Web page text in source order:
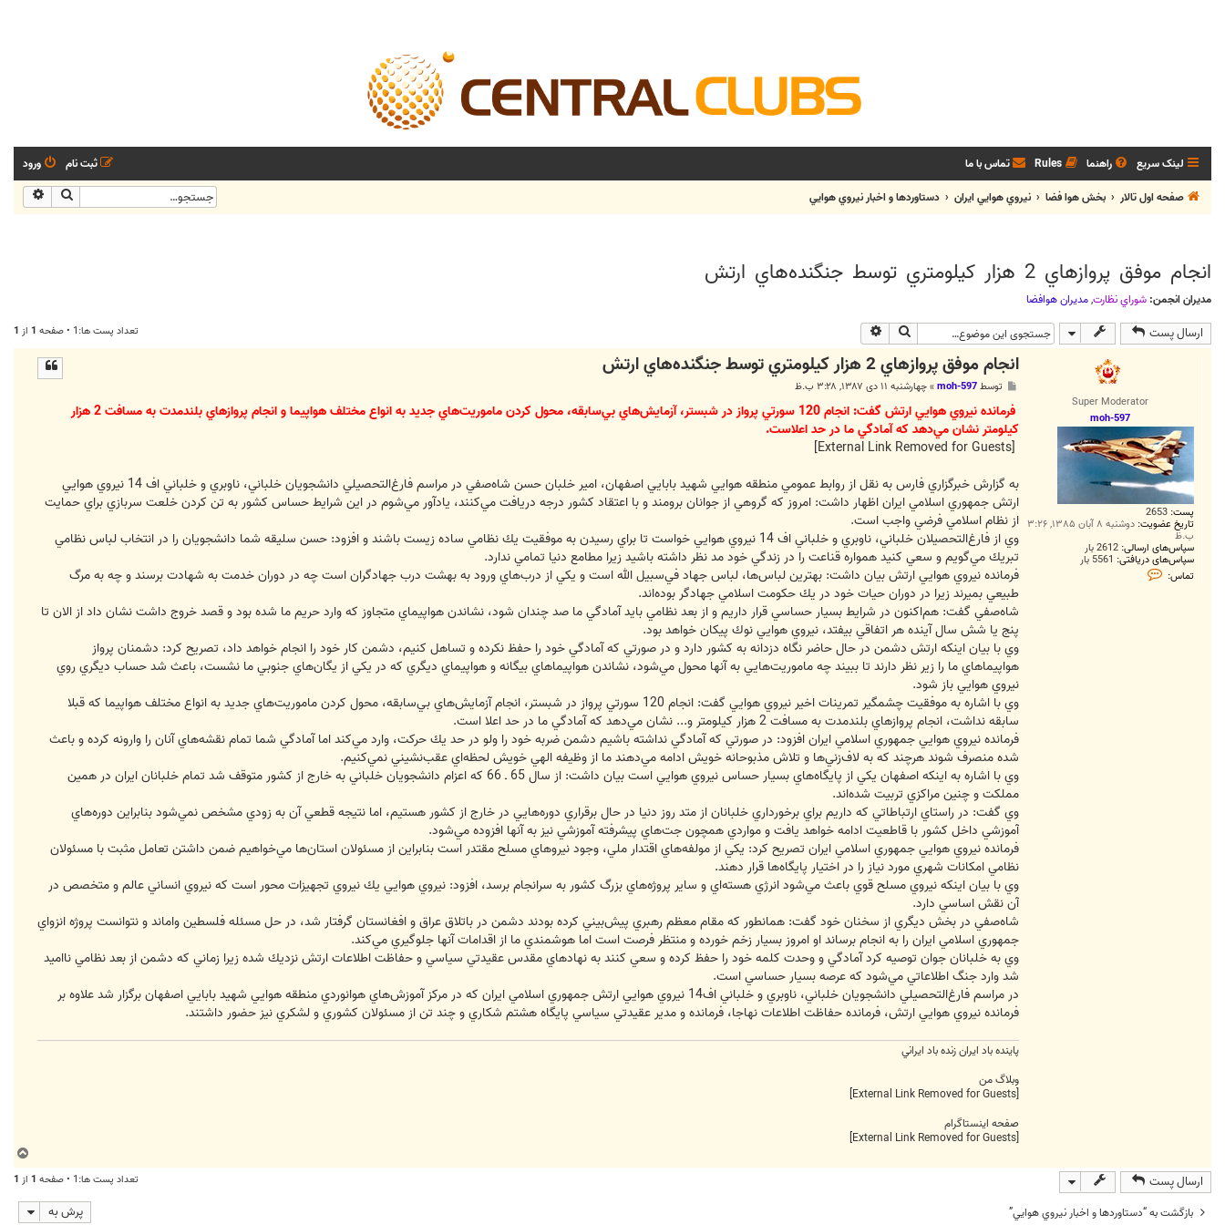
لینک سریع راهنما Rules تماس با ما ورود
ثبت نام
صفحه اول تالار
بخش هوا فضا نيروي هوايي ايران دستاوردها و اخبار نيروي هوايي جستجو
انجام موفق پروازهاي 2 هزار كيلومتري توسط جنگنده‌هاي ارتش
مدیران انجمن: شوراي نظارت,مديران هوافضا
ارسال پست جستجو تعداد پست ها:1 • صفحه 1 از 1
Super Moderator
moh-597
پست: 2653
تاریخ عضویت: دوشنبه ۸ آبان ۱۳۸۵, ۳:۲۶
ب.ظ
سپاس‌های ارسالی: 2612 بار
سپاس‌های دریافتی: 5561 بار
تماس:
ت
انجام موفق پروازهاي 2 هزار كيلومتري توسط جنگنده‌هاي ارتش
ت
توسطmoh-597
»چهارشنبه ۱۱ دی ۱۳۸۷, ۳:۲۸ ب.ظ
فرمانده نيروي هوايي ارتش گفت: انجام 120 سورتي پرواز در شبستر، آزمايش‌هاي بي‌سابقه، محول كردن ماموريت‌هاي جديد به انواع مختلف هواپيما و انجام پروازهاي بلندمدت به مسافت 2 هزار
كيلومتر نشان مي‌دهد كه آمادگي ما در حد اعلاست.
[External Link Removed for Guests]
به گزارش خبرگزاري فارس به نقل از روابط عمومي منطقه هوايي شهيد بابايي اصفهان، امير خلبان حسن شاه‌صفي در مراسم فارغ‌التحصيلي دانشجويان خلباني، ناوبري و خلباني اف 14 نيروي هوايي
ارتش جمهوري اسلامي ايران اظهار داشت: امروز كه گروهي از جوانان برومند و با اعتقاد كشور درجه دريافت مي‌كنند، يادآور مي‌شوم در اين شرايط حساس كشور به تن كردن خلعت سربازي براي حمايت
از نظام اسلامي فرضي واجب است.
وي از فارغ‌التحصيلان خلباني، ناوبري و خلباني اف 14 نيروي هوايي خواست تا براي رسيدن به موفقيت يك نظامي ساده زيست باشند و افزود: حسن سليقه شما دانشجويان را در انتخاب لباس نظامي
تبريك مي‌گويم و سعي كنيد همواره قناعت را در زندگي خود مد نظر داشته باشيد زيرا مطامع دنيا تمامي ندارد.
فرمانده نيروي هوايي ارتش بيان داشت: بهترين لباس‌ها، لباس جهاد في‌سبيل الله است و يكي از درب‌هاي ورود به بهشت درب جهادگران است چه در دوران خدمت به شهادت برسند و چه به مرگ
طبيعي بميرند زيرا در دوران حيات خود در يك حكومت اسلامي جهادگر بوده‌اند.
شاه‌صفي گفت: هم‌اكنون در شرايط بسيار حساسي قرار داريم و از بعد نظامي بايد آمادگي ما صد چندان شود، نشاندن هواپيماي متجاوز كه وارد حريم ما شده بود و قصد خروج داشت نشان داد از الان تا
پنج يا شش سال آينده هر اتفاقي بيفتد، نيروي هوايي نوك پيكان خواهد بود.
وي با بيان اينكه ارتش دشمن در حال حاضر نگاه دزدانه به كشور دارد و در صورتي كه آمادگي خود را حفظ نكرده و تساهل كنيم، دشمن كار خود را انجام خواهد داد، تصريح كرد: دشمنان پرواز
هواپيماهاي ما را زير نظر دارند تا ببيند چه ماموريت‌هايي به آنها محول مي‌شود، نشاندن هواپيماهاي بيگانه و هواپيماي ديگري كه در يكي از يگان‌هاي جنوبي ما نشست، باعث شد حساب ديگري روي
نيروي هوايي باز شود.
وي با اشاره به موفقيت چشمگير تمرينات اخير نيروي هوايي گفت: انجام 120 سورتي پرواز در شبستر، انجام آزمايش‌هاي بي‌سابقه، محول كردن ماموريت‌هاي جديد به انواع مختلف هواپيما كه قبلا
سابقه نداشت، انجام پروازهاي بلندمدت به مسافت 2 هزار كيلومتر و... نشان مي‌دهد كه آمادگي ما در حد اعلا است.
فرمانده نيروي هوايي جمهوري اسلامي ايران افزود: در صورتي كه آمادگي نداشته باشيم دشمن ضربه خود را ولو در حد يك حركت، وارد مي‌كند اما آمادگي شما تمام نقشه‌هاي آنان را وارونه كرده و باعث
شده منصرف شوند هرچند كه به لاف‌زني‌ها و تلاش مذبوحانه خويش ادامه مي‌دهند ما از وظيفه الهي خويش لحظه‌اي عقب‌نشيني نمي‌كنيم.
وي با اشاره به اينكه اصفهان يكي از پايگاه‌هاي بسيار حساس نيروي هوايي است بيان داشت: از سال 65 ـ 66 كه اعزام دانشجويان خلباني به خارج از كشور متوقف شد تمام خلبانان ايران در همين
مملكت و چنين مراكزي تربيت شده‌اند.
وي گفت: در راستاي ارتباطاتي كه داريم براي برخورداري خلبانان از متد روز دنيا در حال برقراري دوره‌هايي در خارج از كشور هستيم، اما نتيجه قطعي آن به زودي مشخص نمي‌شود بنابراين دوره‌هاي
آموزشي داخل كشور با قاطعيت ادامه خواهد يافت و مواردي همچون جت‌هاي پيشرفته آموزشي نيز به آنها افزوده مي‌شود.
فرمانده نيروي هوايي جمهوري اسلامي ايران تصريح كرد: يكي از مولفه‌هاي اقتدار ملي، وجود نيروهاي مسلح مقتدر است بنابراين از مسئولان استان‌ها مي‌خواهيم ضمن داشتن تعامل مثبت با مسئولان
نظامي امكانات شهري مورد نياز را در اختيار پايگاه‌ها قرار دهند.
وي با بيان اينكه نيروي مسلح قوي باعث مي‌شود انرژي هسته‌اي و ساير پروژه‌هاي بزرگ كشور به سرانجام برسد، افزود: نيروي هوايي يك نيروي تجهيزات محور است كه نيروي انساني عالم و متخصص در
آن نقش اساسي دارد.
شاه‌صفي در بخش ديگري از سخنان خود گفت: همانطور كه مقام معظم رهبري پيش‌بيني كرده بودند دشمن در باتلاق عراق و افغانستان گرفتار شد، در حل مسئله فلسطين واماند و نتوانست پروژه انزواي
جمهوري اسلامي ايران را به انجام برساند او امروز بسيار زخم خورده و منتظر فرصت است اما هوشمندي ما از اقدامات آنها جلوگيري مي‌كند.
وي به خلبانان جوان توصيه كرد آمادگي و وحدت كلمه خود را حفظ كرده و سعي كنند به نهادهاي مقدس عقيدتي سياسي و حفاظت اطلاعات ارتش نزديك شده زيرا زماني كه دشمن از بعد نظامي نااميد
شد وارد جنگ اطلاعاتي مي‌شود كه عرصه بسيار حساسي است.
در مراسم فارغ‌التحصيلي دانشجويان خلباني، ناوبري و خلباني اف14 نيروي هوايي ارتش جمهوري اسلامي ايران كه در مركز آموزش‌هاي هوانوردي منطقه هوايي شهيد بابايي اصفهان برگزار شد علاوه بر
فرمانده نيروي هوايي ارتش، فرمانده حفاظت اطلاعات نهاجا، فرمانده و مدير عقيدتي سياسي پايگاه هشتم شكاري و چند تن از مسئولان كشوري و لشكري نيز حضور داشتند.
پاينده باد ايران زنده باد ايراني
وبلاگ من
[External Link Removed for Guests]
صفحه اینستاگرام
[External Link Removed for Guests]
ا
ارسال پست تعداد پست ها:1 • صفحه 1 از 1
بازگشت به “دستاوردها و اخبار نيروي هوايي” پرش به